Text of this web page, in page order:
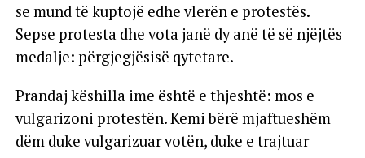
se mund të kuptojë edhe vlerën e protestës.
Sepse protesta dhe vota janë dy anë të së njëjtës
medalje: përgjegjësisë qytetare.
Prandaj këshilla ime është e thjeshtë: mos e
vulgarizoni protestën. Kemi bërë mjaftueshëm
dëm duke vulgarizuar votën, duke e trajtuar